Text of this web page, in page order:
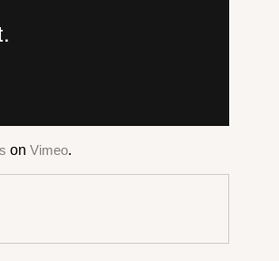
onVimeo.